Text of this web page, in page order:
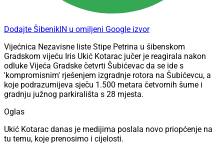
Dodajte ŠibenikIN u omiljeni Google izvor
Vijećnica Nezavisne liste Stipe Petrina u šibenskom
Gradskom vijeću Iris Ukić Kotarac jučer je reagirala nakon
odluke Vijeća Gradske četvrti Šubićevac da se ide s
'kompromisnim' rješenjem izgradnje rotora na Šubićevcu, a
koje podrazumijeva sječu 1.500 metara četvornih šume i
gradnju južnog parkirališta s 28 mjesta.
Oglas
Ukić Kotarac danas je medijima poslala novo priopćenje na
tu temu, koje prenosimo i cijelosti.